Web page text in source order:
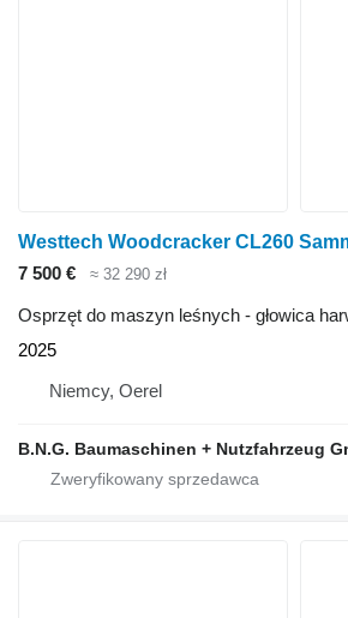
Westtech Woodcracker CL260
7 500 €
≈ 32 290 zł
Osprzęt do maszyn leśnych - głowica
2025
Niemcy, Oerel
B.N.G. Baumaschinen + Nutzfahrzeug